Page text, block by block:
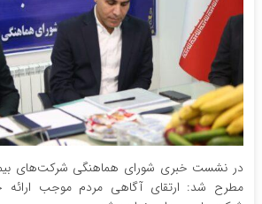
در نشست خبری شورای هماهنگی شرکت‌های بیمه
مطرح شد: ارتقای آگاهی مردم موجب ارائه